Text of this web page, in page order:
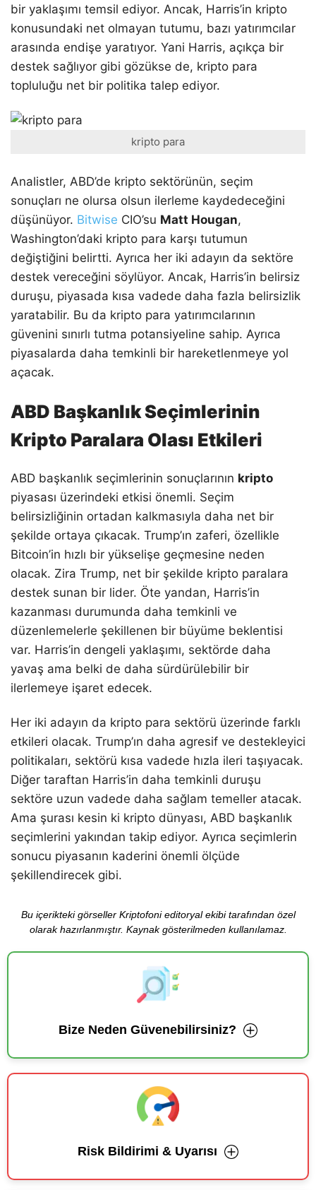
bir yaklaşımı temsil ediyor. Ancak, Harris’in kripto
konusundaki net olmayan tutumu, bazı yatırımcılar
arasında endişe yaratıyor. Yani Harris, açıkça bir
destek sağlıyor gibi gözükse de, kripto para
topluluğu net bir politika talep ediyor.
kripto para
Analistler, ABD’de kripto sektörünün, seçim
sonuçları ne olursa olsun ilerleme kaydedeceğini
düşünüyor. Bitwise CIO’su Matt Hougan,
Washington’daki kripto para karşı tutumun
değiştiğini belirtti. Ayrıca her iki adayın da sektöre
destek vereceğini söylüyor. Ancak, Harris’in belirsiz
duruşu, piyasada kısa vadede daha fazla belirsizlik
yaratabilir. Bu da kripto para yatırımcılarının
güvenini sınırlı tutma potansiyeline sahip. Ayrıca
piyasalarda daha temkinli bir hareketlenmeye yol
açacak.
ABD Başkanlık Seçimlerinin
Kripto Paralara Olası Etkileri
ABD başkanlık seçimlerinin sonuçlarının kripto
piyasası üzerindeki etkisi önemli. Seçim
belirsizliğinin ortadan kalkmasıyla daha net bir
şekilde ortaya çıkacak. Trump’ın zaferi, özellikle
Bitcoin’in hızlı bir yükselişe geçmesine neden
olacak. Zira Trump, net bir şekilde kripto paralara
destek sunan bir lider. Öte yandan, Harris’in
kazanması durumunda daha temkinli ve
düzenlemelerle şekillenen bir büyüme beklentisi
var. Harris’in dengeli yaklaşımı, sektörde daha
yavaş ama belki de daha sürdürülebilir bir
ilerlemeye işaret edecek.
Her iki adayın da kripto para sektörü üzerinde farklı
etkileri olacak. Trump’ın daha agresif ve destekleyici
politikaları, sektörü kısa vadede hızla ileri taşıyacak.
Diğer taraftan Harris’in daha temkinli duruşu
sektöre uzun vadede daha sağlam temeller atacak.
Ama şurası kesin ki kripto dünyası, ABD başkanlık
seçimlerini yakından takip ediyor. Ayrıca seçimlerin
sonucu piyasanın kaderini önemli ölçüde
şekillendirecek gibi.
Bu içerikteki görseller Kriptofoni editoryal ekibi tarafından özel
olarak hazırlanmıştır. Kaynak gösterilmeden kullanılamaz.
Bize Neden Güvenebilirsiniz?
Risk Bildirimi & Uyarısı